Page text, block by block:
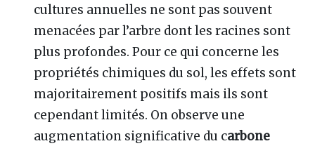
cultures annuelles ne sont pas souvent
menacées par l’arbre dont les racines sont
plus profondes. Pour ce qui concerne les
propriétés chimiques du sol, les effets sont
majoritairement positifs mais ils sont
cependant limités. On observe une
augmentation significative du carbone